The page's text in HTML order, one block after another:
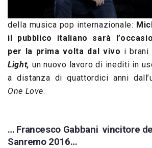
della musica pop internazionale:
il pubblico italiano sarà
per la prima volta dal vivo i brani
Light, un nuovo lavoro di inediti in
a distanza di quattordici anni
One Love.
… Francesco Gabbani vincitore
Sanremo 2016…